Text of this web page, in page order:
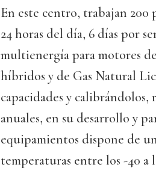
En este centro, trabajan 200
24 horas del día, 6 días por
multienergía para motores
híbridos y de Gas Natural
capacidades y calibrándolos,
anuales, en su desarrollo y
equipamientos dispone de
temperaturas entre los -40 a